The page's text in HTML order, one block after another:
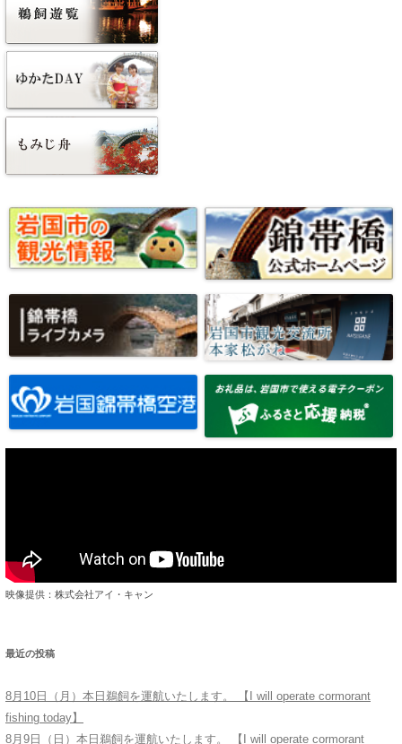
映像提供：株式会社アイ・キャン
最近の投稿
8月10日（月）本日鵜飼を運航いたします。 【I will operate cormorant
fishing today】
8月9日（日）本日鵜飼を運航いたします。 【I will operate cormorant